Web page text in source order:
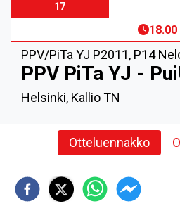
17
18.00
PPV/PiTa YJ P2011, P14
PPV PiTa YJ -
Helsinki, Kallio TN
Otteluennakko